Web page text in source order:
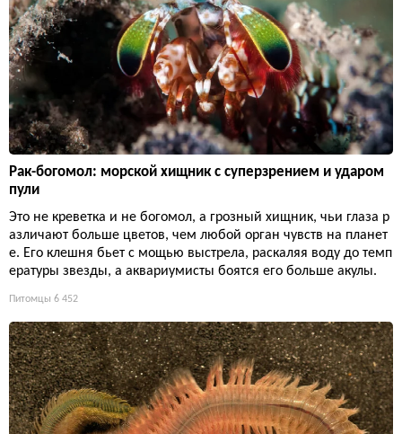
Рак-богомол: морской хищник с суперзрением и ударом
пули
Это не креветка и не богомол, а грозный хищник, чьи глаза р
азличают больше цветов, чем любой орган чувств на планет
е. Его клешня бьет с мощью выстрела, раскаляя воду до темп
ературы звезды, а аквариумисты боятся его больше акулы.
Питомцы 6 452